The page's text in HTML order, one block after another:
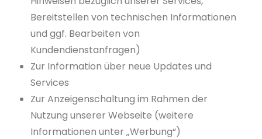
Bereitstellen von technischen Informationen
und ggf. Bearbeiten von
Kundendienstanfragen)
Zur Information über neue Updates und
Services
Zur Anzeigenschaltung im Rahmen der
Nutzung unserer Webseite (weitere
Informationen unter „Werbung“)